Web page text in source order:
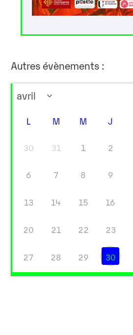
Autres évènements :
L M M J
30 31 1 2
6 7 8 9
13 14 15 16
20 21 22 23
27 28 29 30